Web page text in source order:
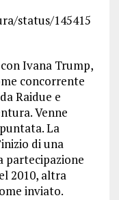
status/145415
Ivana Trump,
concorrente
Raidue e
Venne
La
di una
partecipazione
2010, altra
inviato.